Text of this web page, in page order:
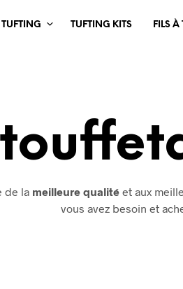
TUFTING TUFTING KITS FILS À
de la meilleure qualité et aux
vous avez besoin et